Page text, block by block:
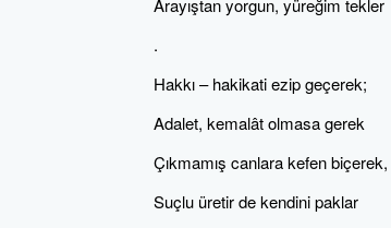
Arayıştan yorgun, yüreğim tekler
.
Hakkı – hakikati ezip geçerek;
Adalet, kemalât olmasa gerek
Çıkmamış canlara kefen biçerek,
Suçlu üretir de kendini paklar